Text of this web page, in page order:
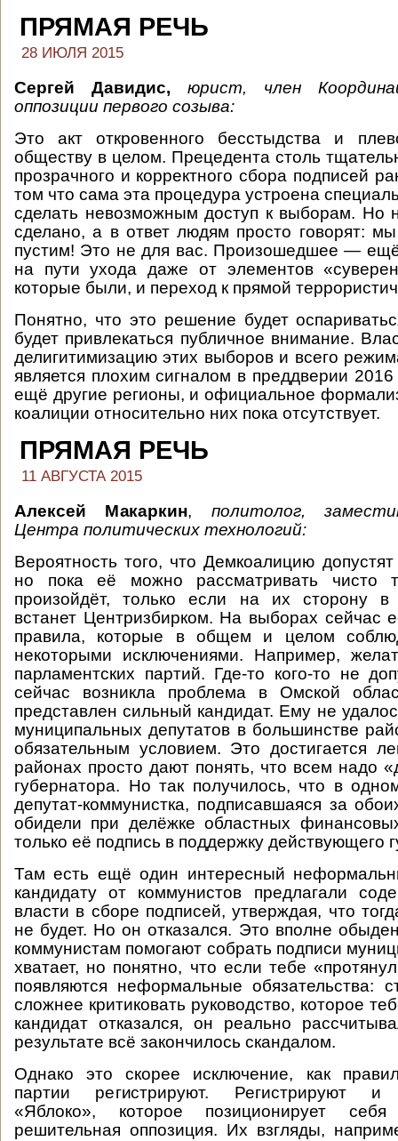
ПРЯМАЯ РЕЧЬ
28 ИЮЛЯ 2015
Сергей Давидис,
юрист, член
оппозиции первого созыва:
Это акт откровенного бесстыдства и
обществу в целом. Прецедента столь
прозрачного и корректного сбора подписей
том что сама эта процедура устроена
сделать невозможным доступ к выборам. Но
сделано, а в ответ людям просто говорят:
пустим! Это не для вас. Произошедшее —
на пути ухода даже от элементов
которые были, и переход к прямой
Понятно, что это решение будет
будет привлекаться публичное внимание.
делигитимизацию этих выборов и всего
является плохим сигналом в преддверии
ещё другие регионы, и официальное
коалиции относительно них пока отсутствует.
ПРЯМАЯ РЕЧЬ
11 АВГУСТА 2015
Алексей Макаркин, политолог,
Центра политических технологий:
Вероятность того, что Демкоалицию
но пока её можно рассматривать чисто
произойдёт, только если на их сторону в
встанет Центризбирком. На выборах сейчас
правила, которые в общем и целом
некоторыми исключениями. Например,
парламентских партий. Где-то кого-то не
сейчас возникла проблема в Омской
представлен сильный кандидат. Ему не
муниципальных депутатов в большинстве
обязательным условием. Это достигается
районах просто дают понять, что всем надо
губернатора. Но так получилось, что в
депутат-коммунистка, подписавшаяся за
обидели при делёжке областных
только её подпись в поддержку действующего
Там есть ещё один интересный
кандидату от коммунистов предлагали
власти в сборе подписей, утверждая, что
не будет. Но он отказался. Это вполне
коммунистам помогают собрать подписи
хватает, но понятно, что если тебе
появляются неформальные обязательства:
сложнее критиковать руководство, которое
кандидат отказался, он реально
результате всё закончилось скандалом.
Однако это скорее исключение, как
партии регистрируют. Регистрируют и
«Яблоко», которое позиционирует
решительная оппозиция. Их взгляды,